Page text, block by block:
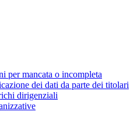
per mancata o incompleta
dei dati da parte dei titolari
dirigenziali